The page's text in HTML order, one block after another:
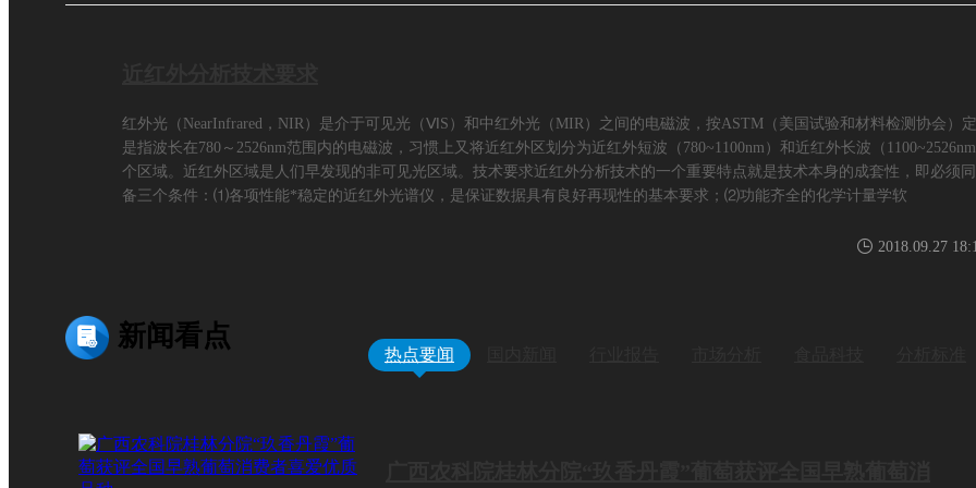
红外光（NearInfrared，NIR）是介于可见光（ⅥS）和中红外光（MIR）之间的电磁波，按ASTM（美国试验和材料检测协会）
是指波长在780～2526nm范围内的电磁波，习惯上又将近红外区划分为近红外短波（780~1100nm）和近红外长波（
个区域。近红外区域是人们早发现的非可见光区域。技术要求近红外分析技术的一个重要特点就是技术本身的成套性，即必须
备三个条件：⑴各项性能*稳定的近红外光谱仪，是保证数据具有良好再现性的基本要求；⑵功能齐全的化学计量学软
2018.09.27
新闻看点
热点要闻